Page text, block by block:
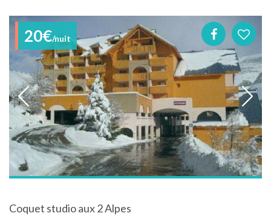
20€/nuit
Coquet studio aux 2 Alpes